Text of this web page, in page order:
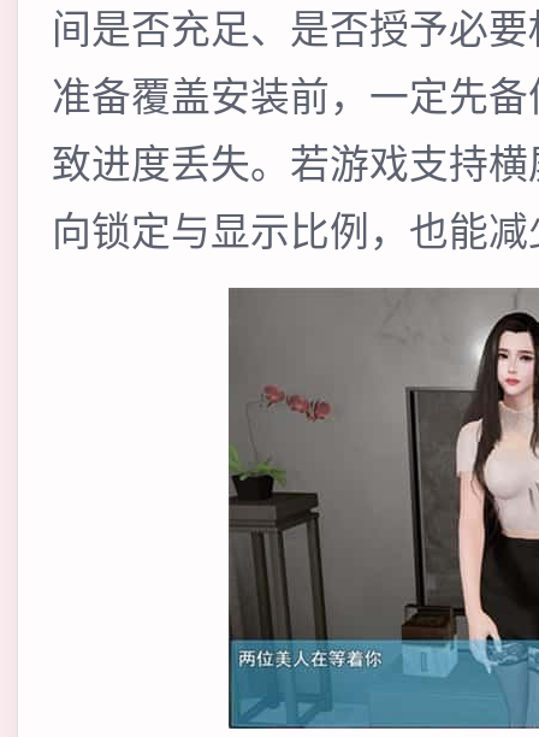
间是否充足、是否授予必
准备覆盖安装前，一定先
致进度丢失。若游戏支持
向锁定与显示比例，也能